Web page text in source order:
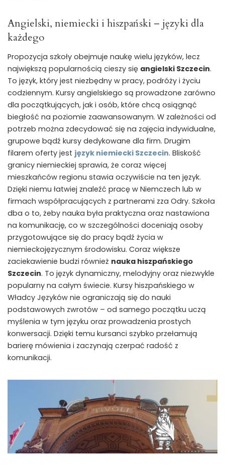
Angielski, niemiecki i hiszpański – języki dla
każdego
Propozycja szkoły obejmuje naukę wielu języków, lecz
największą popularnością cieszy się angielski Szczecin.
To język, który jest niezbędny w pracy, podróży i życiu
codziennym. Kursy angielskiego są prowadzone zarówno
dla początkujących, jak i osób, które chcą osiągnąć
biegłość na poziomie zaawansowanym. W zależności od
potrzeb można zdecydować się na zajęcia indywidualne,
grupowe bądź kursy dedykowane dla firm. Drugim
filarem oferty jest język niemiecki Szczecin. Bliskość
granicy niemieckiej sprawia, że coraz więcej
mieszkańców regionu stawia oczywiście na ten język.
Dzięki niemu łatwiej znaleźć pracę w Niemczech lub w
firmach współpracujących z partnerami zza Odry. Szkoła
dba o to, żeby nauka była praktyczna oraz nastawiona
na komunikację, co w szczególności doceniają osoby
przygotowujące się do pracy bądź życia w
niemieckojęzycznym środowisku. Coraz większe
zaciekawienie budzi również nauka hiszpańskiego
Szczecin. To język dynamiczny, melodyjny oraz niezwykle
popularny na całym świecie. Kursy hiszpańskiego w
Władcy Języków nie ograniczają się do nauki
podstawowych zwrotów – od samego początku uczą
myślenia w tym języku oraz prowadzenia prostych
konwersacji. Dzięki temu kursanci szybko przełamują
barierę mówienia i zaczynają czerpać radość z
komunikacji.